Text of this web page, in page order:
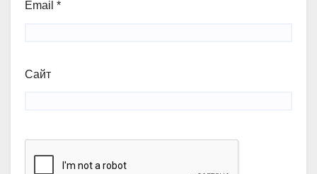
Email *
Сайт